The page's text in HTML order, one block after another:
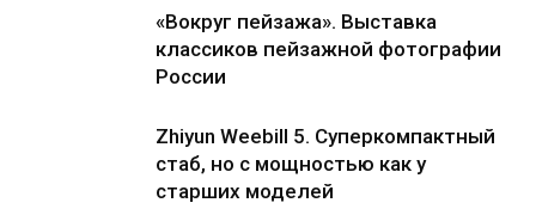
«Вокруг пейзажа». Выставка
классиков пейзажной фотографии
России
Zhiyun Weebill 5. Cуперкомпактный
стаб, но с мощностью как у
старших моделей